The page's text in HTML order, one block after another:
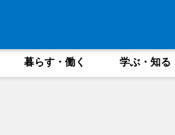
暮らす・働く 学ぶ・知る